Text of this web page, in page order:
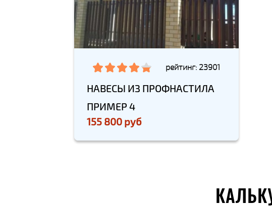
рейтинг: 23901
НАВЕСЫ ИЗ ПРОФНАСТИЛА
ПРИМЕР 4
155 800 руб